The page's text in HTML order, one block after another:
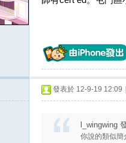
發表於 12-9-19 12:09
l_wingwing
你說的類似簡